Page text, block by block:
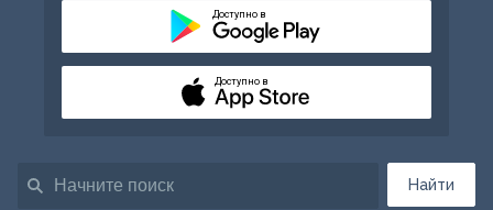
Найти
Доступно в
Доступно в